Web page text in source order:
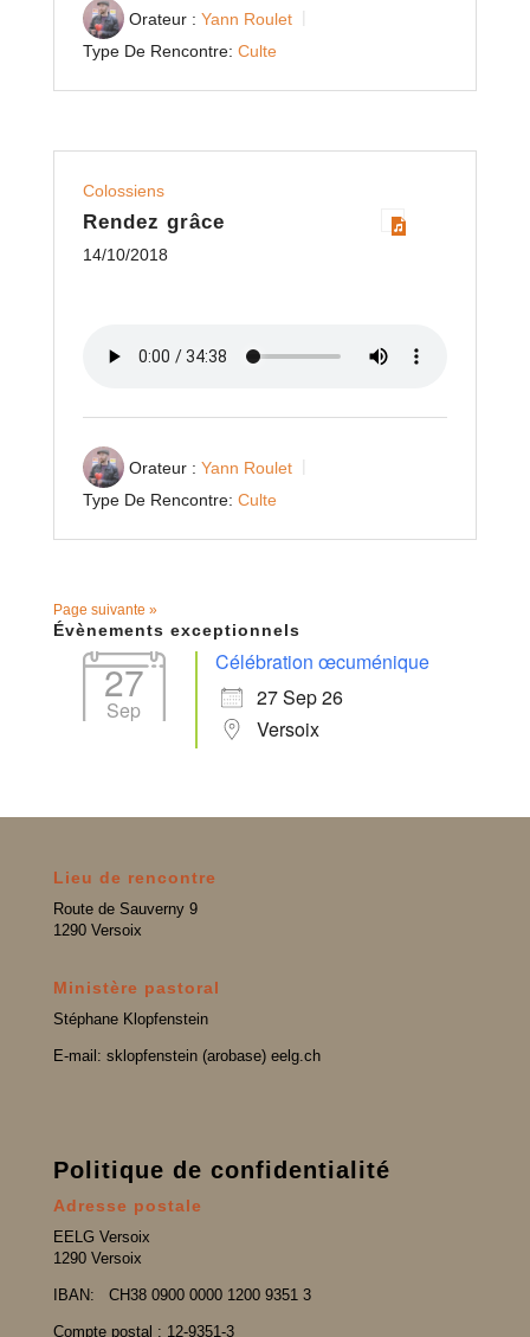
Orateur : Yann Roulet
Type De Rencontre: Culte
Colossiens
Rendez grâce
14/10/2018
Orateur : Yann Roulet
Type De Rencontre: Culte
Page suivante »
Évènements exceptionnels
27
Sep
Célébration œcuménique
27 Sep 26
Versoix
Lieu de rencontre
Route de Sauverny 9
1290 Versoix
Ministère pastoral
Stéphane Klopfenstein
E-mail: sklopfenstein (arobase) eelg.ch
Politique de confidentialité
Adresse postale
EELG Versoix
1290 Versoix
IBAN: CH38 0900 0000 1200 9351 3
Compte postal : 12-9351-3